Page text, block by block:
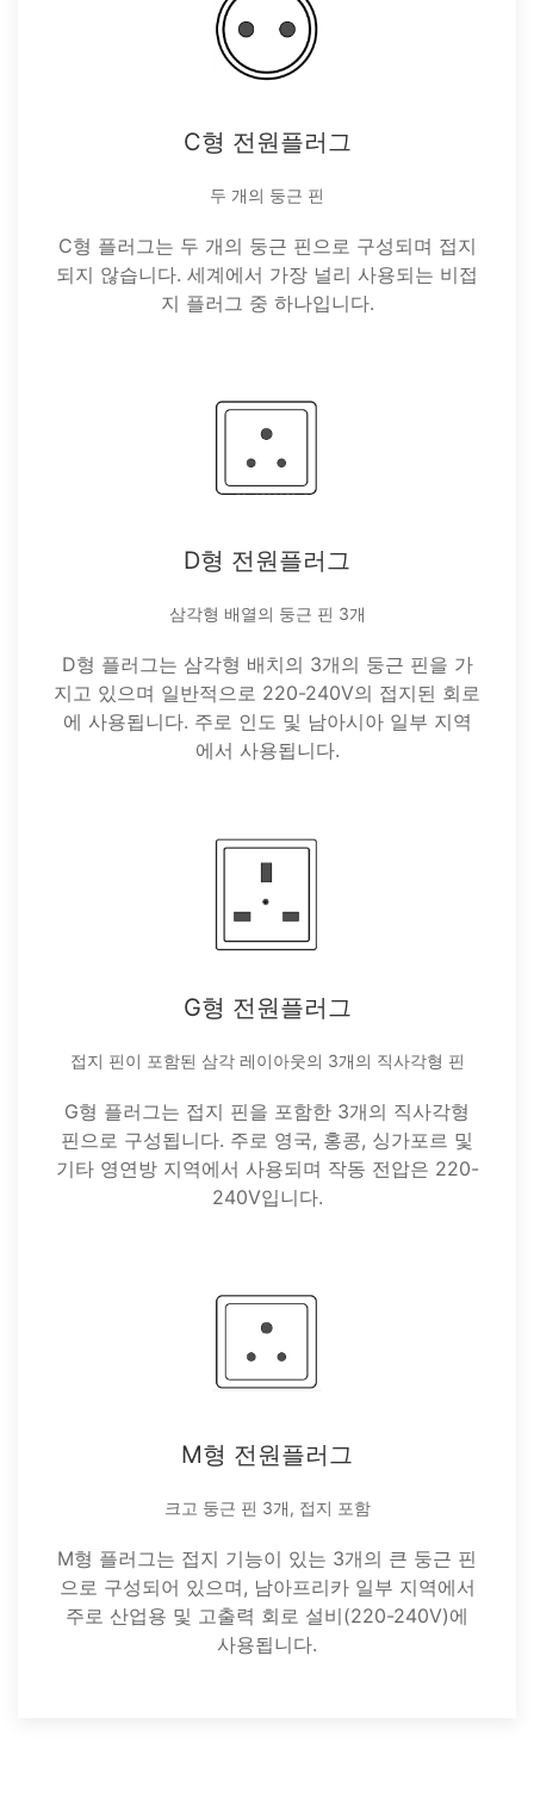
C형 전원플러그
두 개의 둥근 핀
C형 플러그는 두 개의 둥근 핀으로 구성되며 접지
되지 않습니다. 세계에서 가장 널리 사용되는 비접
지 플러그 중 하나입니다.
D형 전원플러그
삼각형 배열의 둥근 핀 3개
D형 플러그는 삼각형 배치의 3개의 둥근 핀을 가
지고 있으며 일반적으로 220-240V의 접지된 회로
에 사용됩니다. 주로 인도 및 남아시아 일부 지역
에서 사용됩니다.
G형 전원플러그
접지 핀이 포함된 삼각 레이아웃의 3개의 직사각형 핀
G형 플러그는 접지 핀을 포함한 3개의 직사각형
핀으로 구성됩니다. 주로 영국, 홍콩, 싱가포르 및
기타 영연방 지역에서 사용되며 작동 전압은 220-
240V입니다.
M형 전원플러그
크고 둥근 핀 3개, 접지 포함
M형 플러그는 접지 기능이 있는 3개의 큰 둥근 핀
으로 구성되어 있으며, 남아프리카 일부 지역에서
주로 산업용 및 고출력 회로 설비(220-240V)에
사용됩니다.